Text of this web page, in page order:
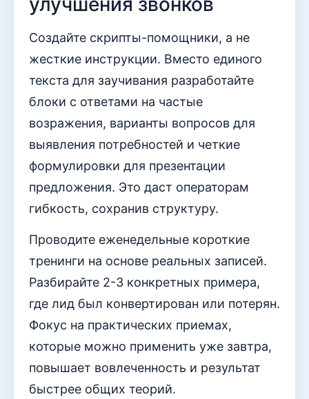
Создайте скрипты-помощники, а не
жесткие инструкции. Вместо единого
текста для заучивания разработайте
блоки с ответами на частые
возражения, варианты вопросов для
выявления потребностей и четкие
формулировки для презентации
предложения. Это даст операторам
гибкость, сохранив структуру.
Проводите еженедельные короткие
тренинги на основе реальных записей.
Разбирайте 2-3 конкретных примера,
где лид был конвертирован или потерян.
Фокус на практических приемах,
которые можно применить уже завтра,
повышает вовлеченность и результат
быстрее общих теорий.